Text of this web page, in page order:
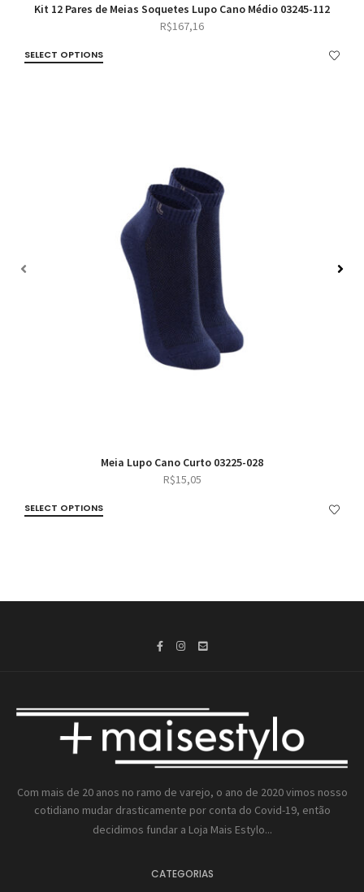
Kit 12 Pares de Meias Soquetes Lupo Cano Médio 03245-112
R$167,16
SELECT OPTIONS
Meia Lupo Cano Curto 03225-028
R$15,05
SELECT OPTIONS
Com mais de 20 anos no ramo de varejo, o ano de 2020 vimos nosso
cotidiano mudar drasticamente por conta do Covid-19, então
decidimos fundar a Loja Mais Estylo...
CATEGORIAS